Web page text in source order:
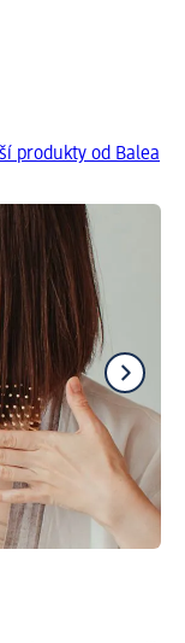
produkty od Balea